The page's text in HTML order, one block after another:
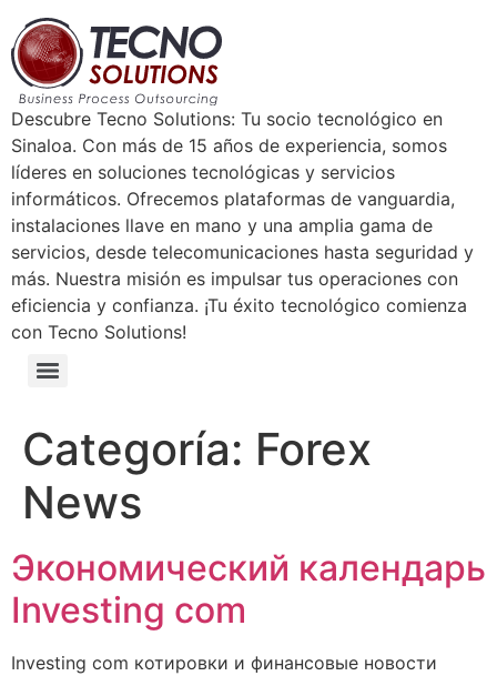
Descubre Tecno Solutions: Tu socio tecnológico en
Sinaloa. Con más de 15 años de experiencia, somos
líderes en soluciones tecnológicas y servicios
informáticos. Ofrecemos plataformas de vanguardia,
instalaciones llave en mano y una amplia gama de
servicios, desde telecomunicaciones hasta seguridad y
más. Nuestra misión es impulsar tus operaciones con
eficiencia y confianza. ¡Tu éxito tecnológico comienza
con Tecno Solutions!
Categoría: Forex
News
Экономический календарь
Investing com
Investing com котировки и финансовые новости